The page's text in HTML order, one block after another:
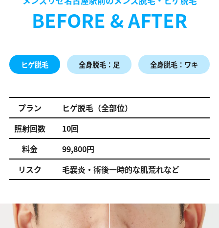
BEFORE & AFTER
ヒゲ脱毛 全身脱毛：足 全身脱毛：ワキ
プラン
ヒゲ脱毛（全部位）
照射回数
10回
料金
99,800円
リスク
毛嚢炎・術後一時的な肌荒れなど